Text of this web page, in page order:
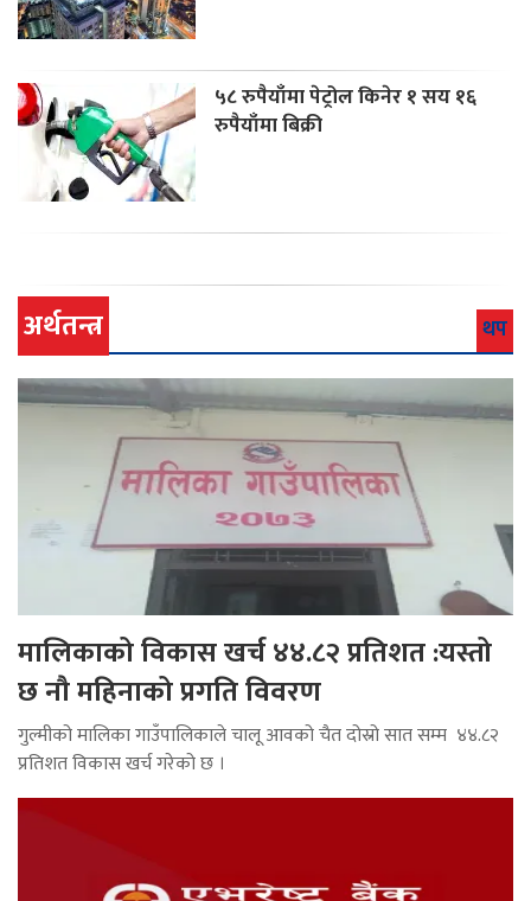
५८ रुपैयाँमा पेट्रोल किनेर १ सय १६
रुपैयाँमा बिक्री
अर्थतन्त्र थप
मालिकाको विकास खर्च ४४.८२ प्रतिशत :यस्तो
छ नौ महिनाको प्रगति विवरण
गुल्मीको मालिका गाउँपालिकाले चालू आवको चैत दोस्रो सात सम्म ४४.८२
प्रतिशत विकास खर्च गरेको छ ।